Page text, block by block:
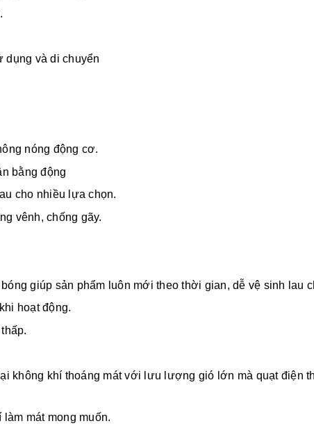
dụng và di chuyển
nóng động cơ.
bằng động
cho nhiều lựa chọn.
vênh, chống gãy.
giúp sản phẩm luôn mới theo thời gian, dễ vệ sinh lau
hoạt động.
không khí thoáng mát với lưu lượng gió lớn mà quạt điện
mát mong muốn.